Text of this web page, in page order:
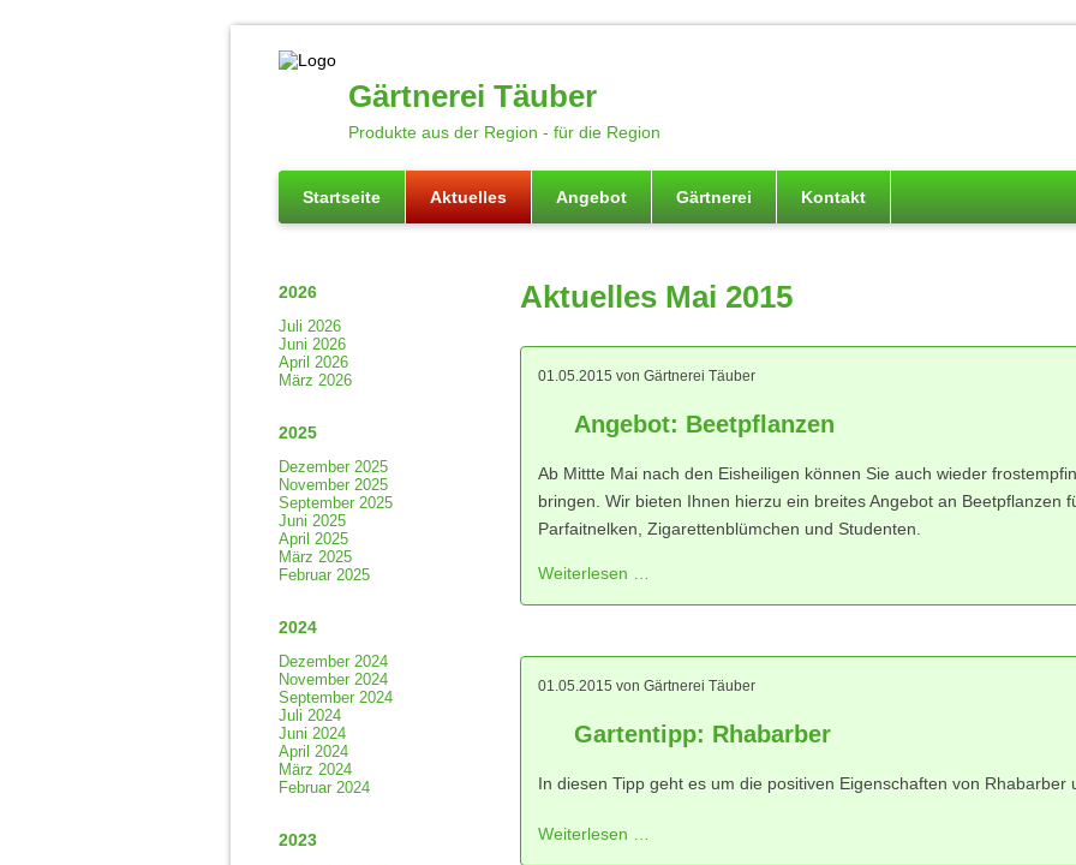
Gärtnerei Täuber
Produkte aus der Region - für die Region
Startseite Aktuelles Angebot Gärtnerei Kontakt
Aktuelles Mai 2015
01.05.2015 von Gärtnerei Täuber
Angebot: Beetpflanzen
Ab Mittte Mai nach den Eisheiligen können Sie auch wieder
bringen. Wir bieten Ihnen hierzu ein breites Angebot an Beetpflanzen
Parfaitnelken, Zigarettenblümchen und Studenten.
Weiterlesen …
01.05.2015 von Gärtnerei Täuber
Gartentipp: Rhabarber
In diesen Tipp geht es um die positiven Eigenschaften von Rhabarber
Weiterlesen …
2026
Juli 2026
Juni 2026
April 2026
März 2026
2025
Dezember 2025
November 2025
September 2025
Juni 2025
April 2025
März 2025
Februar 2025
2024
Dezember 2024
November 2024
September 2024
Juli 2024
Juni 2024
April 2024
März 2024
Februar 2024
2023